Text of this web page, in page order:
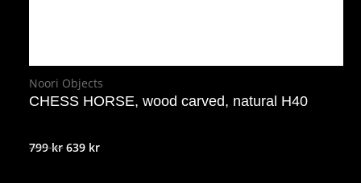
Noori Objects
CHESS HORSE, wood carved, natural H40
799krDet
639 krDet